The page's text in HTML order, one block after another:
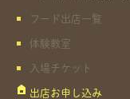
フード出店一覧
体験教室
入場チケット
出店お申し込み